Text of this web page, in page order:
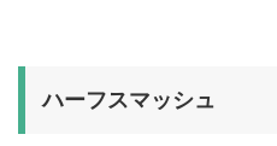
ハーフスマッシュ